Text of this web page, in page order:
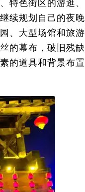
续规划自己的夜晚
、大型场馆和旅游
的幕布，破旧残缺
的道具和背景布置